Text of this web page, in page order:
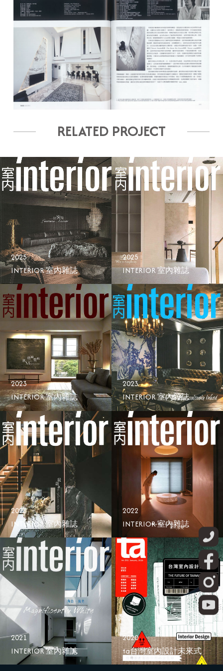
RELATED PROJECT
2025
INTERIOR 室內雜誌
2025
INTERIOR 室內雜誌
2023
INTERIOR 室內雜誌
2023
INTERIOR 室內雜誌
2023
INTERIOR 室內雜誌
2022
INTERIOR 室內雜誌
2021
INTERIOR 室內雜誌
2020
ta台灣室內設計未來式